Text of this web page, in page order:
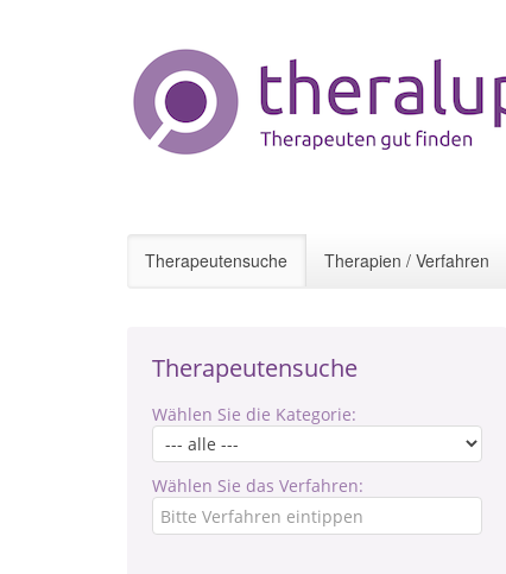
Therapeutensuche Therapien / Verfahren
Therapeutensuche
Wählen Sie die Kategorie:
Wählen Sie das Verfahren: